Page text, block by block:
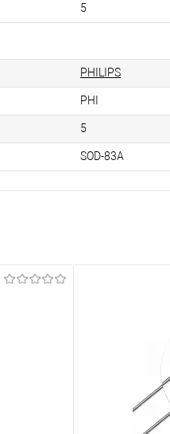
5
PHILIPS
PHI
5
SOD-83A